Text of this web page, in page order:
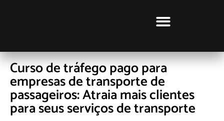
Curso de tráfego pago para
empresas de transporte de
passageiros: Atraia mais clientes
para seus serviços de transporte